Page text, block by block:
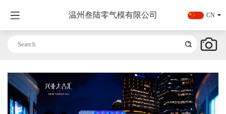
温州叁陆零气模有限公司 CN